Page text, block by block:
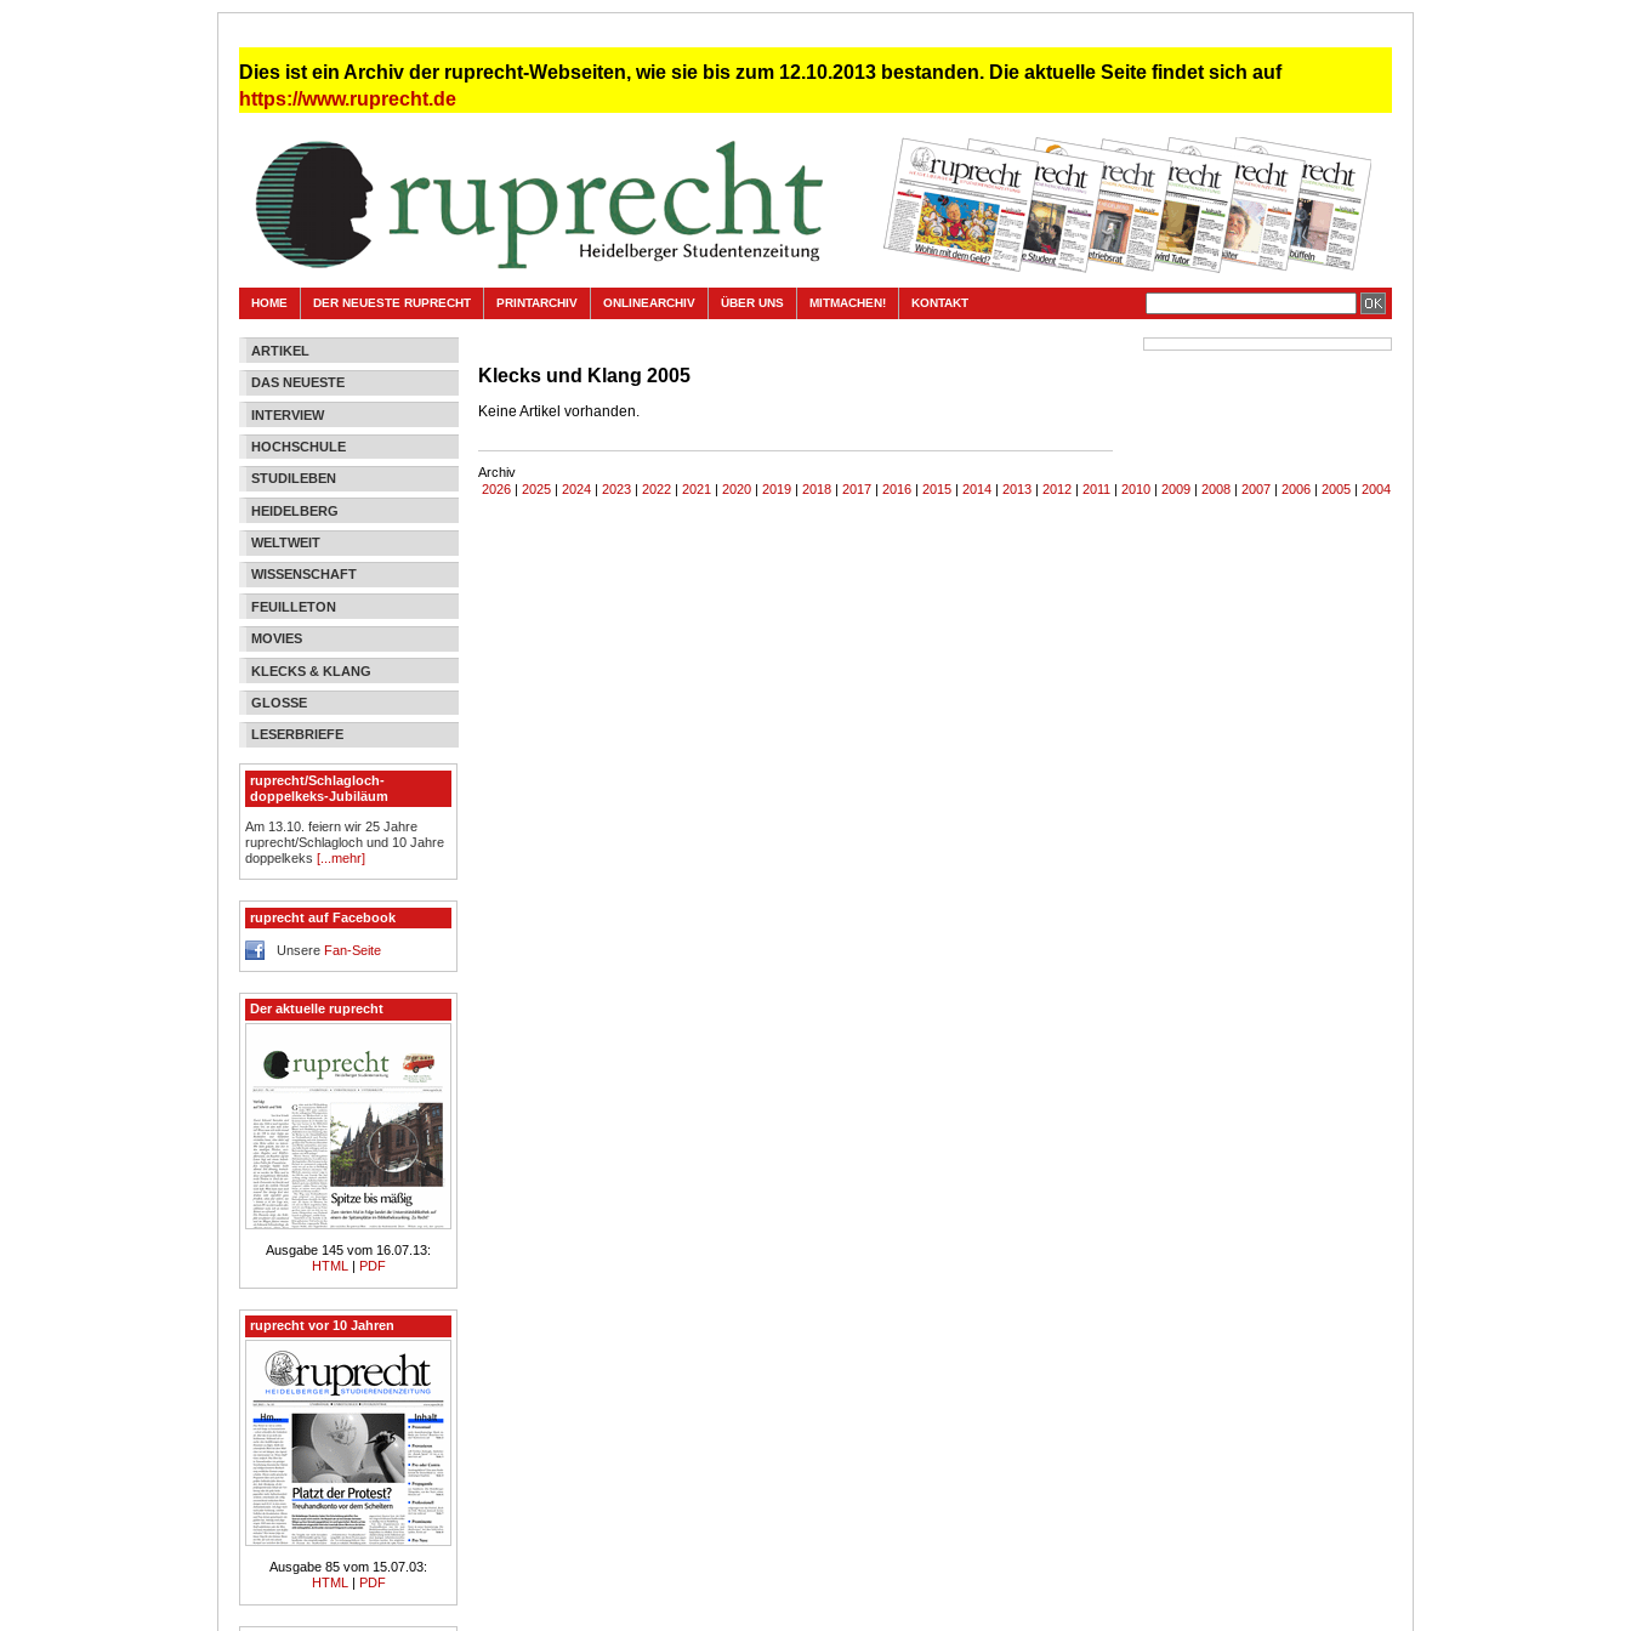
Dies ist ein Archiv der ruprecht-Webseiten, wie sie bis zum 12.10.2013 bestanden. Die aktuelle Seite findet sich auf
https://www.ruprecht.de
HOME DER NEUESTE RUPRECHT PRINTARCHIV ONLINEARCHIV ÜBER UNS MITMACHEN! KONTAKT
ARTIKEL
DAS NEUESTE
INTERVIEW
HOCHSCHULE
STUDILEBEN
HEIDELBERG
WELTWEIT
WISSENSCHAFT
FEUILLETON
MOVIES
KLECKS & KLANG
GLOSSE
LESERBRIEFE
ruprecht/Schlagloch-
doppelkeks-Jubiläum
Am 13.10. feiern wir 25 Jahre
ruprecht/Schlagloch und 10 Jahre
doppelkeks[...mehr]
ruprecht auf Facebook
UnsereFan-Seite
Der aktuelle ruprecht
Ausgabe 145 vom 16.07.13:
HTML
| PDF
ruprecht vor 10 Jahren
Ausgabe 85 vom 15.07.03:
HTML
| PDF
Klecks und Klang 2005
Keine Artikel vorhanden.
Archiv
2026 | 2025 | 2024 | 2023 | 2022 | 2021 | 2020 | 2019 | 2018 | 2017 | 2016 | 2015 | 2014 | 2013 | 2012 | 2011 | 2010 | 2009 | 2008 | 2007 | 2006 | 2005 | 2004